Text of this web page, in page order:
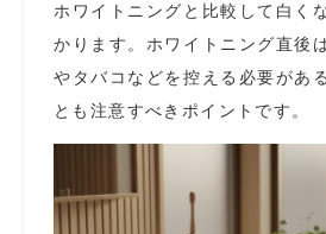
ホワイトニングと比較して白く
かります。ホワイトニング直後
やタバコなどを控える必要があ
とも注意すべきポイントです。